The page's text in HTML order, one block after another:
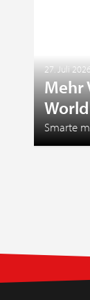
27. Juli 2026
Mehr
World
Smarte